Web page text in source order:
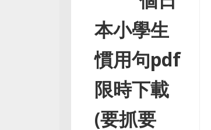
本小學生
慣用句pdf
限時下載
(要抓要